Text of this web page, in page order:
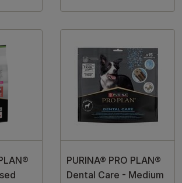
PURINA® PRO PLAN®
Dental Care - Medium